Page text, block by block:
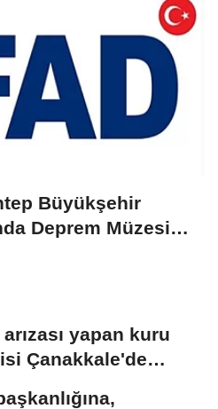
Büyükşehir
Deprem Müzesi
yapan kuru
Çanakkale'de